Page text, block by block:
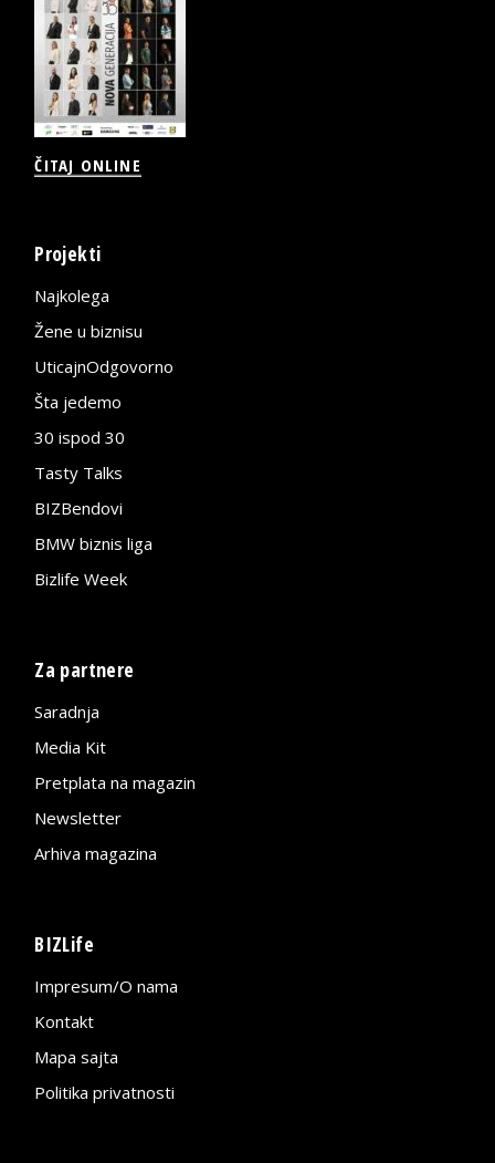
ČITAJ ONLINE
Projekti
Najkolega
Žene u biznisu
UticajnOdgovorno
Šta jedemo
30 ispod 30
Tasty Talks
BIZBendovi
BMW biznis liga
Bizlife Week
Za partnere
Saradnja
Media Kit
Pretplata na magazin
Newsletter
Arhiva magazina
BIZLife
Impresum/O nama
Kontakt
Mapa sajta
Politika privatnosti